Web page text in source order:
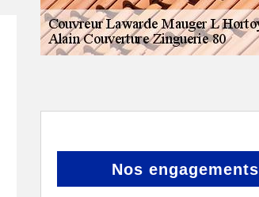
Nos engagements